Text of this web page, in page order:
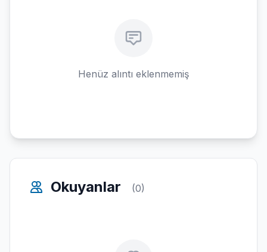
Henüz alıntı eklenmemiş
Okuyanlar (0)